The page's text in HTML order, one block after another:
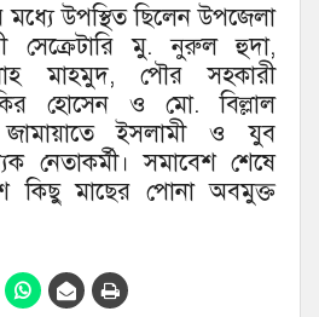
মধ্যে উপস্থিত ছিলেন উপজেলা
সেক্রেটারি মু. নুরুল হুদা,
মাহমুদ, পৌর সহকারী
হোসেন ও মো. বিল্লাল
জামায়াতে ইসলামী ও যুব
নেতাকর্মী। সমা‌বেশ শে‌ষে
কিছু মা‌ছের পোনা অবমুক্ত